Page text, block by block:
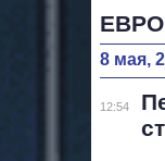
8 мая,
12:54